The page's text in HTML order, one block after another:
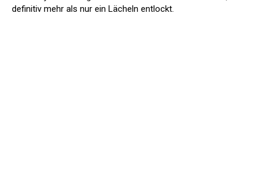
definitiv mehr als nur ein Lächeln entlockt.